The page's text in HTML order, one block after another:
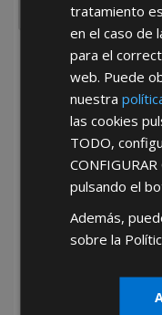
He leído y
*Abstenerse
tratamiento
en el caso de
para el
web. Puede
nuestra
las cookies
TODO,
CONFIGURAR
pulsando el
Además,
sobre la